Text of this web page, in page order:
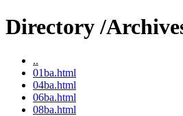
Directory /
..
01ba.html
04ba.html
06ba.html
08ba.html